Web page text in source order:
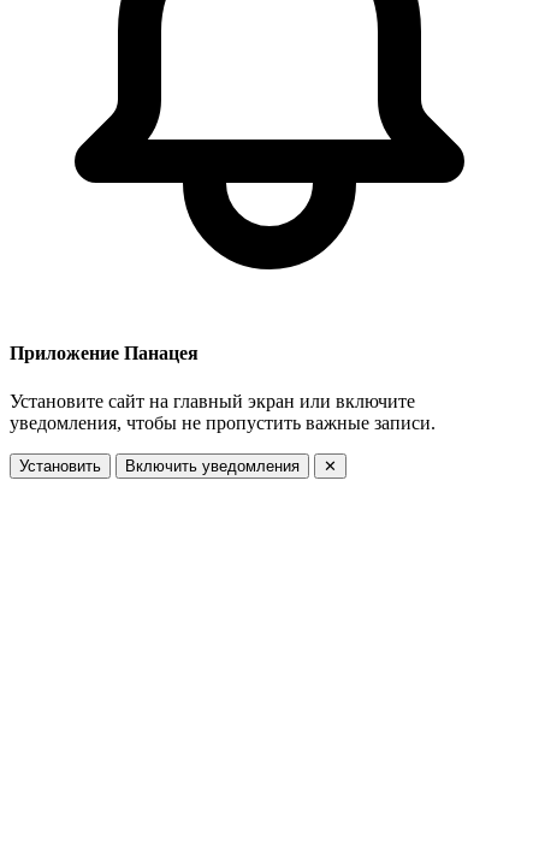
Приложение Панацея
Установите сайт на главный экран или включите
уведомления, чтобы не пропустить важные записи.
Установить Включить уведомления ✕